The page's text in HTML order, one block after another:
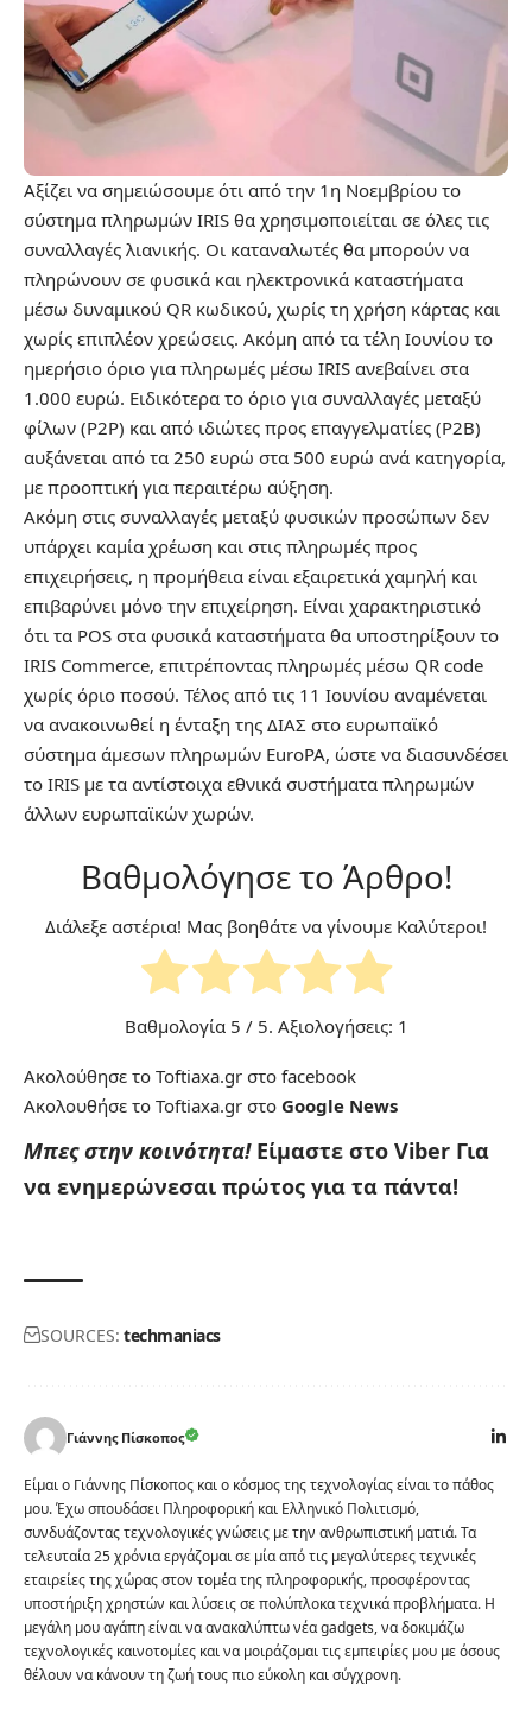
Αξίζει να σημειώσουμε ότι από την 1η Νοεμβρίου το
σύστημα πληρωμών IRIS θα χρησιμοποιείται σε όλες τις
συναλλαγές λιανικής. Οι καταναλωτές θα μπορούν να
πληρώνουν σε φυσικά και ηλεκτρονικά καταστήματα
μέσω δυναμικού QR κωδικού, χωρίς τη χρήση κάρτας και
χωρίς επιπλέον χρεώσεις. Ακόμη από τα τέλη Ιουνίου το
ημερήσιο όριο για πληρωμές μέσω IRIS ανεβαίνει στα
1.000 ευρώ. Ειδικότερα το όριο για συναλλαγές μεταξύ
φίλων (P2P) και από ιδιώτες προς επαγγελματίες (P2B)
αυξάνεται από τα 250 ευρώ στα 500 ευρώ ανά κατηγορία,
με προοπτική για περαιτέρω αύξηση.
Ακόμη στις συναλλαγές μεταξύ φυσικών προσώπων δεν
υπάρχει καμία χρέωση και στις πληρωμές προς
επιχειρήσεις, η προμήθεια είναι εξαιρετικά χαμηλή και
επιβαρύνει μόνο την επιχείρηση. Είναι χαρακτηριστικό
ότι τα POS στα φυσικά καταστήματα θα υποστηρίξουν το
IRIS Commerce, επιτρέποντας πληρωμές μέσω QR code
χωρίς όριο ποσού. Τέλος από τις 11 Ιουνίου αναμένεται
να ανακοινωθεί η ένταξη της ΔΙΑΣ στο ευρωπαϊκό
σύστημα άμεσων πληρωμών EuroPA, ώστε να διασυνδέσει
το IRIS με τα αντίστοιχα εθνικά συστήματα πληρωμών
άλλων ευρωπαϊκών χωρών.
Βαθμολόγησε το Άρθρο!
Διάλεξε αστέρια! Μας βοηθάτε να γίνουμε Καλύτεροι!
Βαθμολογία 5 / 5. Αξιολογήσεις: 1
Ακολούθησε το Toftiaxa.gr στο facebook
Ακολουθήσε το Toftiaxa.gr στο Google News
Μπες στην κοινότητα! Είμαστε στο Viber Για
να ενημερώνεσαι πρώτος για τα πάντα!
SOURCES: techmaniacs
Γιάννης Πίσκοπος
Είμαι ο Γιάννης Πίσκοπος και ο κόσμος της τεχνολογίας είναι το πάθος
μου. Έχω σπουδάσει Πληροφορική και Ελληνικό Πολιτισμό,
συνδυάζοντας τεχνολογικές γνώσεις με την ανθρωπιστική ματιά. Τα
τελευταία 25 χρόνια εργάζομαι σε μία από τις μεγαλύτερες τεχνικές
εταιρείες της χώρας στον τομέα της πληροφορικής, προσφέροντας
υποστήριξη χρηστών και λύσεις σε πολύπλοκα τεχνικά προβλήματα. Η
μεγάλη μου αγάπη είναι να ανακαλύπτω νέα gadgets, να δοκιμάζω
τεχνολογικές καινοτομίες και να μοιράζομαι τις εμπειρίες μου με όσους
θέλουν να κάνουν τη ζωή τους πιο εύκολη και σύγχρονη.